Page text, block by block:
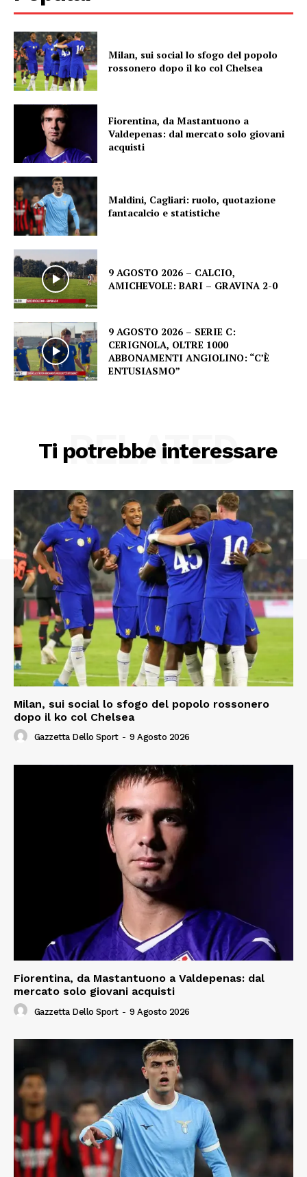
Milan, sui social lo sfogo del popolo
rossonero dopo il ko col Chelsea
Fiorentina, da Mastantuono a
Valdepenas: dal mercato solo giovani
acquisti
Maldini, Cagliari: ruolo, quotazione
fantacalcio e statistiche
9 AGOSTO 2026 – CALCIO,
AMICHEVOLE: BARI – GRAVINA 2-0
9 AGOSTO 2026 – SERIE C:
CERIGNOLA, OLTRE 1000
ABBONAMENTI ANGIOLINO: “C’È
ENTUSIASMO”
Ti potrebbe interessare
RELATED
Milan, sui social lo sfogo del popolo rossonero
dopo il ko col Chelsea
Gazzetta Dello Sport - 9 Agosto 2026
Fiorentina, da Mastantuono a Valdepenas: dal
mercato solo giovani acquisti
Gazzetta Dello Sport - 9 Agosto 2026